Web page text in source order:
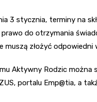
3 stycznia, terminy na
do otrzymania
muszą złożyć
Aktywny Rodzic
portalu Emp@tia, a